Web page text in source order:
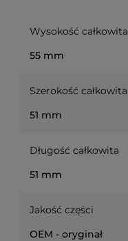
Wysokość całkowita
55 mm
Szerokość całkowita
51 mm
Długość całkowita
51 mm
Jakość części
OEM - oryginał